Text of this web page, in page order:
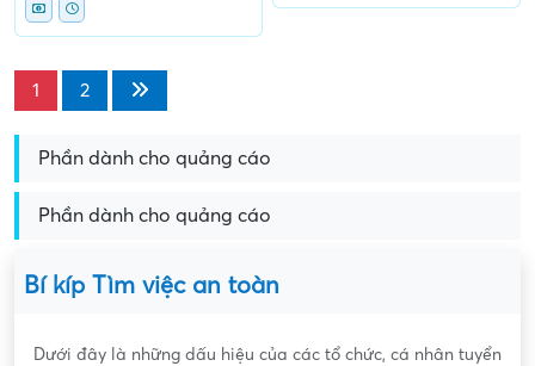
1 2
Phần dành cho quảng cáo
Phần dành cho quảng cáo
Bí kíp Tìm việc an toàn
Dưới đây là những dấu hiệu của các tổ chức, cá nhân tuyển